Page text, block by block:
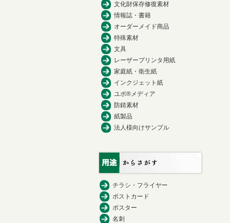
文化財保存修復素材
情報誌・書籍
オーダーメイド商品
特殊素材
文具
レーザープリンタ用紙
家庭紙・衛生紙
インクジェット紙
ユポ®メディア
防錆素材
紙製品
法人様向けサンプル
チラシ・フライヤー
ポストカード
ポスター
名刺